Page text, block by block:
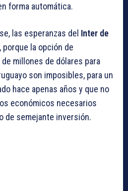
forma automática.
las esperanzas del Inter de
porque la opción de
millones de dólares para
son imposibles, para un
hace apenas años y que no
económicos necesarios
de semejante inversión.